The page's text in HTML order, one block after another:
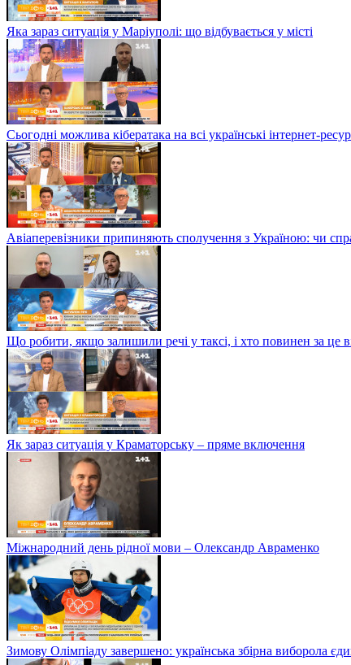
Яка зараз ситуація у Маріуполі: що відбувається у місті
Сьогодні можлива кібератака на всі українські інтернет-
Авіаперевізники припиняють сполучення з Україною: чи
Що робити, якщо залишили речі у таксі, і хто повинен за це
Як зараз ситуація у Краматорську – пряме включення
Міжнародний день рідної мови – Олександр Авраменко
Зимову Олімпіаду завершено: українська збірна виборола